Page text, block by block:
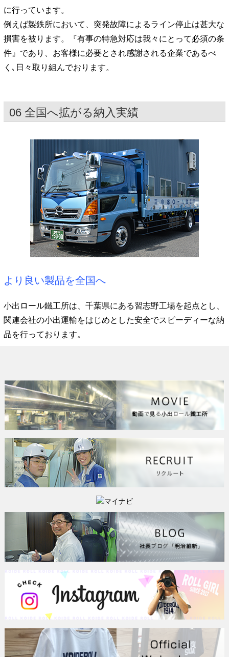
に行っています。
例えば製鉄所において、突発故障によるライン停止は甚大な
損害を被ります。『有事の特急対応は我々にとって必須の条
件』であり、お客様に必要とされ感謝される企業であるべ
く､日々取り組んでおります。
06 全国へ拡がる納入実績
より良い製品を全国へ
小出ロール鐵工所は、千葉県にある習志野工場を起点とし、
関連会社の小出運輸をはじめとした安全でスピーディーな納
品を行っております。